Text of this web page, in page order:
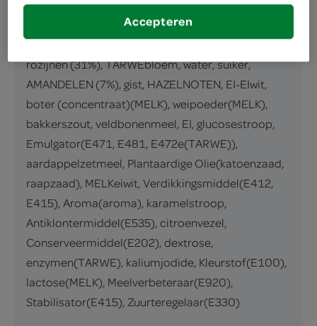
ingrediënten
ingrediënten
rozijnen (31%), TARWEbloem, water, suiker,
AMANDELEN (7%), gist, HAZELNOTEN, EI-EIwit,
boter (concentraat)(MELK), weipoeder(MELK),
bakkerszout, veldbonenmeel, EI, glucosestroop,
Emulgator(E471, E481, E472e(TARWE)),
aardappelzetmeel, Plantaardige Olie(katoenzaad,
raapzaad), MELKeiwit, Verdikkingsmiddel(E412,
E415), Aroma(aroma), karamelstroop,
Antiklontermiddel(E535), citroenvezel,
Conserveermiddel(E202), dextrose,
enzymen(TARWE), kaliumjodide, Kleurstof(E100),
lactose(MELK), Meelverbeteraar(E920),
Stabilisator(E415), Zuurteregelaar(E330)
Accepteren